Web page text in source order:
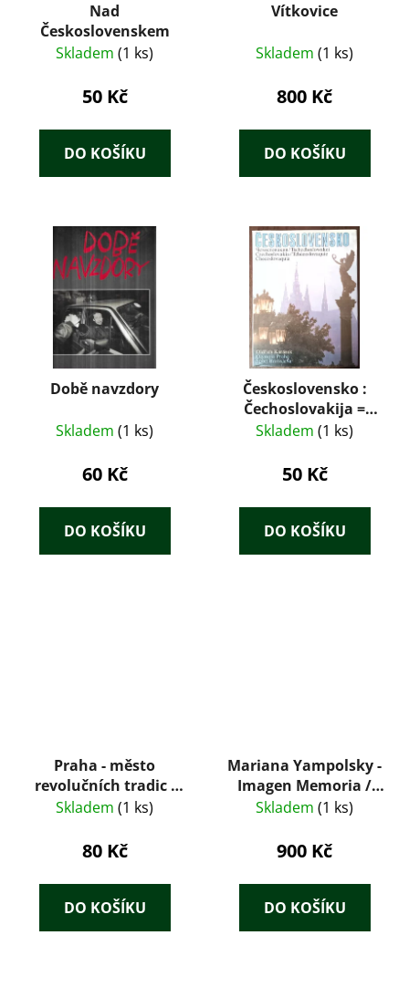
Nad
Československem
Skladem (1 ks)
50 Kč
DO KOŠÍKU
Vítkovice
Skladem (1 ks)
800 Kč
DO KOŠÍKU
Době navzdory
Skladem (1 ks)
60 Kč
DO KOŠÍKU
Československo :
Čechoslovakija =
Tschechoslowakei =
Tchécoslovaquie =
Skladem (1 ks)
50 Kč
DO KOŠÍKU
Praha - město
revolučních tradic :
Praga - gorod
tradicij = Prag - Stadt
Traditionen = Prague
- city of revolutionary
Skladem (1 ks)
80 Kč
DO KOŠÍKU
Mariana Yampolsky -
Imagen Memoria /
Image-Memory
Skladem (1 ks)
900 Kč
DO KOŠÍKU